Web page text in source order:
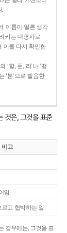
.
이름이 얼른 생각
키는 대명사로
이를 다시 확인한
‘할, 푼, 리’나 ‘땡
‘분’으로 발음한
것은, 그것을 표준
비고
임.
고 협박하는 일.
경우에는, 그것을 표